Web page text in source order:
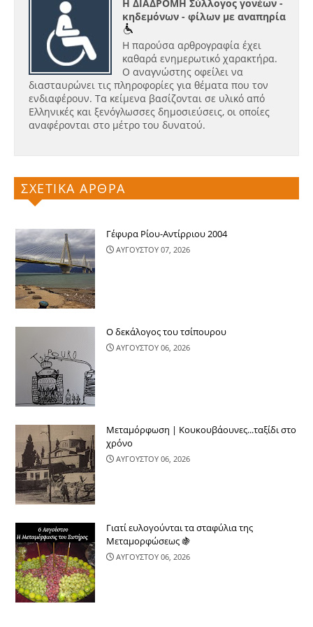
Η ΔΙΑΔΡΟΜΗ Σύλλογος γονέων -
κηδεμόνων - φίλων με αναπηρία
Η παρούσα αρθρογραφία έχει
καθαρά ενημερωτικό χαρακτήρα.
Ο αναγνώστης οφείλει να
διασταυρώνει τις πληροφορίες για θέματα που τον
ενδιαφέρουν. Τα κείμενα βασίζονται σε υλικό από
Ελληνικές και ξενόγλωσσες δημοσιεύσεις, οι οποίες
αναφέρονται στο μέτρο του δυνατού.
ΣΧΕΤΙΚΑ ΑΡΘΡΑ
Γέφυρα Ρίου-Αντίρριου 2004
ΑΥΓΟΥΣΤΟΥ 07, 2026
Ο δεκάλογος του τσίπουρου
ΑΥΓΟΥΣΤΟΥ 06, 2026
Μεταμόρφωση | Κουκουβάουνες...ταξίδι στο
χρόνο
ΑΥΓΟΥΣΤΟΥ 06, 2026
Γιατί ευλογούνται τα σταφύλια της
Μεταμορφώσεως 🍇
ΑΥΓΟΥΣΤΟΥ 06, 2026